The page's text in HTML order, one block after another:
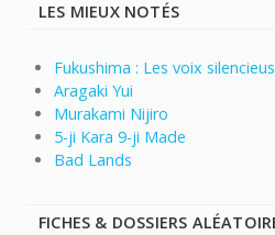
LES MIEUX NOTÉS
Fukushima : Les voix
Aragaki Yui
Murakami Nijiro
5-ji Kara 9-ji Made
Bad Lands
FICHES & DOSSIERS